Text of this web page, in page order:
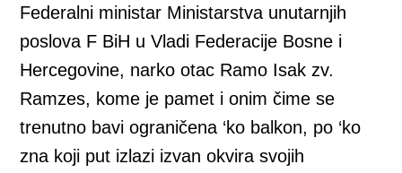
Federalni ministar Ministarstva unutarnjih
poslova F BiH u Vladi Federacije Bosne i
Hercegovine, narko otac Ramo Isak zv.
Ramzes, kome je pamet i onim čime se
trenutno bavi ograničena ‘ko balkon, po ‘ko
zna koji put izlazi izvan okvira svojih